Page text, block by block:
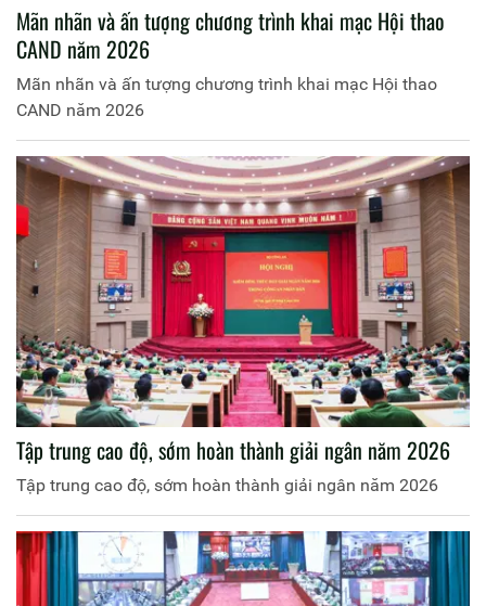
Mãn nhãn và ấn tượng chương trình khai mạc Hội thao
CAND năm 2026
Mãn nhãn và ấn tượng chương trình khai mạc Hội thao
CAND năm 2026
Tập trung cao độ, sớm hoàn thành giải ngân năm 2026
Tập trung cao độ, sớm hoàn thành giải ngân năm 2026